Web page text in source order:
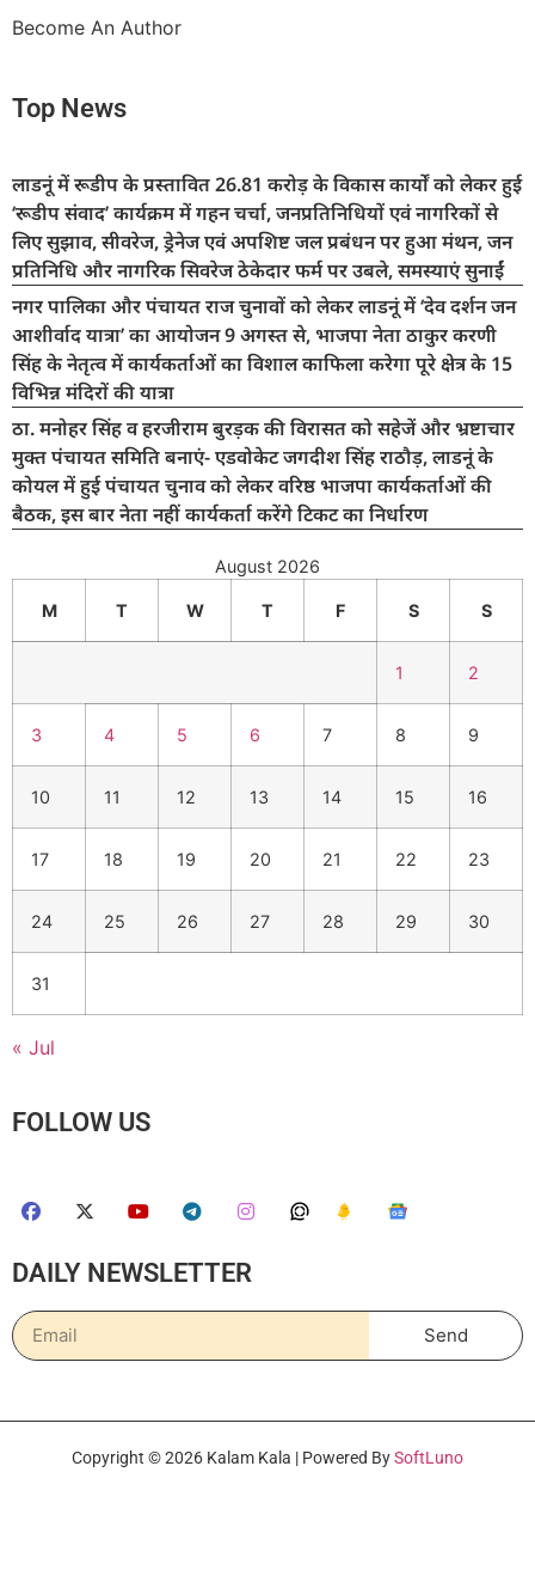
Become An Author
Top News
लाडनूं में रूडीप के प्रस्तावित 26.81 करोड़ के विकास कार्यों को लेकर हुई
‘रूडीप संवाद’ कार्यक्रम में गहन चर्चा, जनप्रतिनिधियों एवं नागरिकों से
लिए सुझाव, सीवरेज, ड्रेनेज एवं अपशिष्ट जल प्रबंधन पर हुआ मंथन, जन
प्रतिनिधि और नागरिक सिवरेज ठेकेदार फर्म पर उबले, समस्याएं सुनाईं
नगर पालिका और पंचायत राज चुनावों को लेकर लाडनूं में ‘देव दर्शन जन
आशीर्वाद यात्रा’ का आयोजन 9 अगस्त से, भाजपा नेता ठाकुर करणी
सिंह के नेतृत्व में कार्यकर्ताओं का विशाल काफिला करेगा पूरे क्षेत्र के 15
विभिन्न मंदिरों की यात्रा
ठा. मनोहर सिंह व हरजीराम बुरड़क की विरासत को सहेजें और भ्रष्टाचार
मुक्त पंचायत समिति बनाएं- एडवोकेट जगदीश सिंह राठौड़, लाडनूं के
कोयल में हुई पंचायत चुनाव को लेकर वरिष्ठ भाजपा कार्यकर्ताओं की
बैठक, इस बार नेता नहीं कार्यकर्ता करेंगे टिकट का निर्धारण
August 2026
M T W T F S S
1 2
3 4 5 6 7 8 9
10 11 12 13 14 15 16
17 18 19 20 21 22 23
24 25 26 27 28 29 30
31
« Jul
FOLLOW US
DAILY NEWSLETTER
Send
Copyright © 2026 Kalam Kala | Powered BySoftLuno